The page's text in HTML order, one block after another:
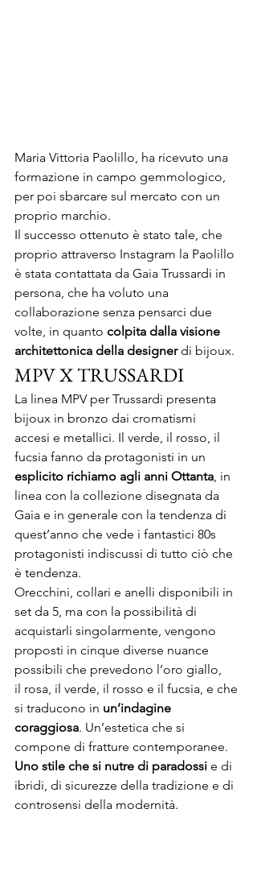
Maria Vittoria Paolillo, ha ricevuto una
formazione in campo gemmologico,
per poi sbarcare sul mercato con un
proprio marchio.
Il successo ottenuto è stato tale, che
proprio attraverso Instagram la Paolillo
è stata contattata da Gaia Trussardi in
persona, che ha voluto una
collaborazione senza pensarci due
volte, in quanto colpita dalla visione
architettonica della designer di bijoux.
MPV X TRUSSARDI
La linea MPV per Trussardi presenta
bijoux in bronzo dai cromatismi
accesi e metallici. Il verde, il rosso, il
fucsia fanno da protagonisti in un
esplicito richiamo agli anni Ottanta, in
linea con la collezione disegnata da
Gaia e in generale con la tendenza di
quest’anno che vede i fantastici 80s
protagonisti indiscussi di tutto ciò che
è tendenza.
Orecchini, collari e anelli disponibili in
set da 5, ma con la possibilità di
acquistarli singolarmente, vengono
proposti in cinque diverse nuance
possibili che prevedono l’oro giallo,
il rosa, il verde, il rosso e il fucsia, e che
si traducono in un’indagine
coraggiosa. Un’estetica che si
compone di fratture contemporanee.
Uno stile che si nutre di paradossi e di
ibridi, di sicurezze della tradizione e di
controsensi della modernità.